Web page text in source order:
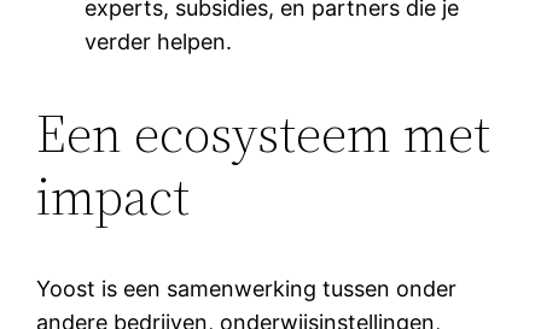
experts, subsidies, en partners die je
verder helpen.
Een ecosysteem met
impact
Yoost is een samenwerking tussen onder
andere bedrijven, onderwijsinstellingen,